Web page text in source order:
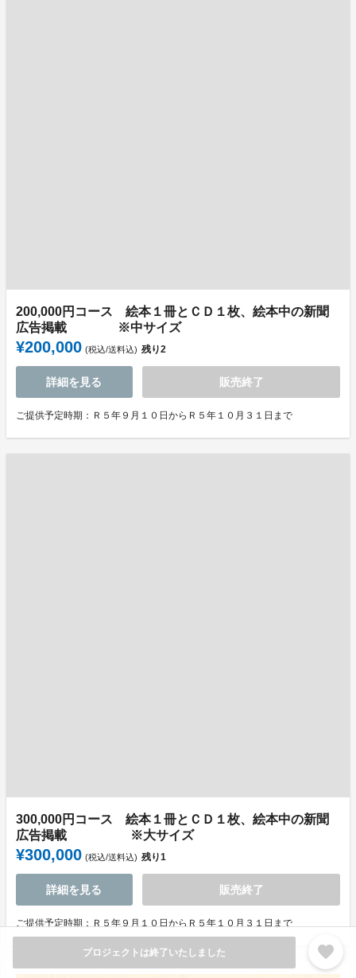
プロジェクトは終了いたしました favorite
200,000円コース 絵本１冊とＣＤ１枚、絵本中の新聞
広告掲載 ※中サイズ
¥200,000 (税込/送料込) 残り2
詳細を見る 販売終了
ご提供予定時期：Ｒ５年９月１０日からＲ５年１０月３１日まで
300,000円コース 絵本１冊とＣＤ１枚、絵本中の新聞
広告掲載 ※大サイズ
¥300,000 (税込/送料込) 残り1
詳細を見る 販売終了
ご提供予定時期：Ｒ５年９月１０日からＲ５年１０月３１日まで